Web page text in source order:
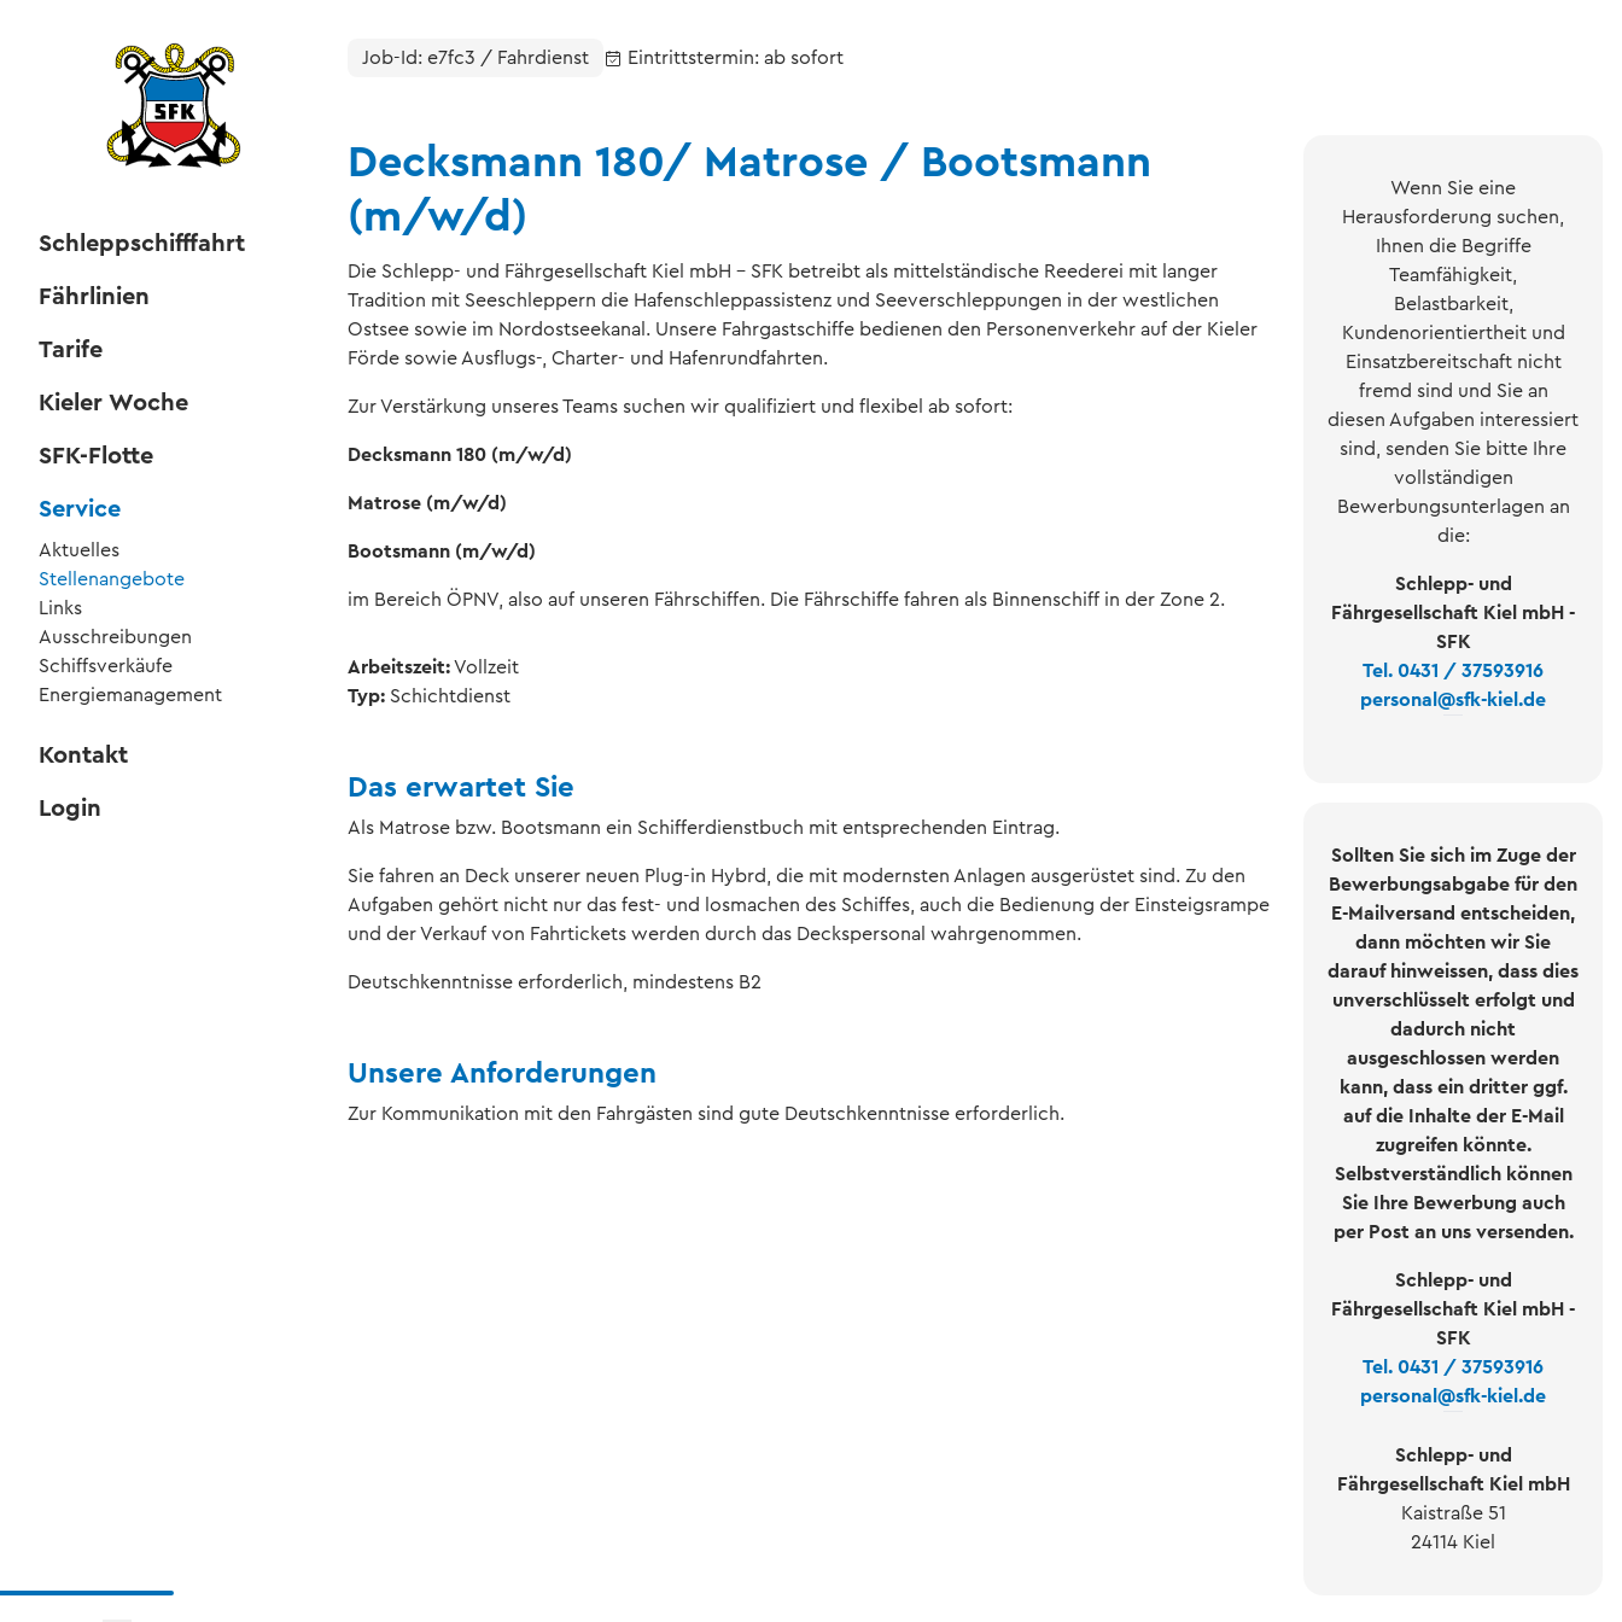
Schleppschifffahrt
Fährlinien
Tarife
Kieler Woche
SFK-Flotte
Service
Aktuelles
Stellenangebote
Links
Ausschreibungen
Schiffsverkäufe
Energiemanagement
Kontakt
Login
Job-Id: e7fc3 / Fahrdienst Eintrittstermin: ab sofort
Decksmann 180/ Matrose / Bootsmann
(m/w/d)
Die Schlepp- und Fährgesellschaft Kiel mbH - SFK betreibt als mittelständische Reederei mit langer
Tradition mit Seeschleppern die Hafenschleppassistenz und Seeverschleppungen in der westlichen
Ostsee sowie im Nordostseekanal. Unsere Fahrgastschiffe bedienen den Personenverkehr auf der Kieler
Förde sowie Ausflugs-, Charter- und Hafenrundfahrten.
Zur Verstärkung unseres Teams suchen wir qualifiziert und flexibel ab sofort:
Decksmann 180 (m/w/d)
Matrose (m/w/d)
Bootsmann (m/w/d)
im Bereich ÖPNV, also auf unseren Fährschiffen. Die Fährschiffe fahren als Binnenschiff in der Zone 2.
Arbeitszeit:Vollzeit
Typ:Schichtdienst
Das erwartet Sie
Als Matrose bzw. Bootsmann ein Schifferdienstbuch mit entsprechenden Eintrag.
Sie fahren an Deck unserer neuen Plug-in Hybrd, die mit modernsten Anlagen ausgerüstet sind. Zu den
Aufgaben gehört nicht nur das fest- und losmachen des Schiffes, auch die Bedienung der Einsteigsrampe
und der Verkauf von Fahrtickets werden durch das Deckspersonal wahrgenommen.
Deutschkenntnisse erforderlich, mindestens B2
Unsere Anforderungen
Zur Kommunikation mit den Fahrgästen sind gute Deutschkenntnisse erforderlich.
Wenn Sie eine
Herausforderung suchen,
Ihnen die Begriffe
Teamfähigkeit,
Belastbarkeit,
Kundenorientiertheit und
Einsatzbereitschaft nicht
fremd sind und Sie an
diesen Aufgaben interessiert
sind, senden Sie bitte Ihre
vollständigen
Bewerbungsunterlagen an
die:
Schlepp- und
Fährgesellschaft Kiel mbH -
SFK
Tel. 0431 / 37593916
personal@sfk-kiel.de
Sollten Sie sich im Zuge der
Bewerbungsabgabe für den
E-Mailversand entscheiden,
dann möchten wir Sie
darauf hinweissen, dass dies
unverschlüsselt erfolgt und
dadurch nicht
ausgeschlossen werden
kann, dass ein dritter ggf.
auf die Inhalte der E-Mail
zugreifen könnte.
Selbstverständlich können
Sie Ihre Bewerbung auch
per Post an uns versenden.
Schlepp- und
Fährgesellschaft Kiel mbH -
SFK
Tel. 0431 / 37593916
personal@sfk-kiel.de
Schlepp- und
Fährgesellschaft Kiel mbH
Kaistraße 51
24114 Kiel